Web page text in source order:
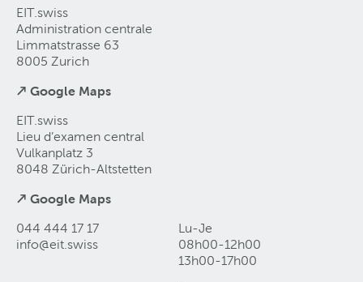
EIT.swiss
Administration centrale
Limmatstrasse 63
8005 Zurich
↗ Google Maps
EIT.swiss
Lieu d’examen central
Vulkanplatz 3
8048 Zürich-Altstetten
↗ Google Maps
044 444 17 17
info@eit swiss
Lu-Je
08h00-12h00
13h00-17h00